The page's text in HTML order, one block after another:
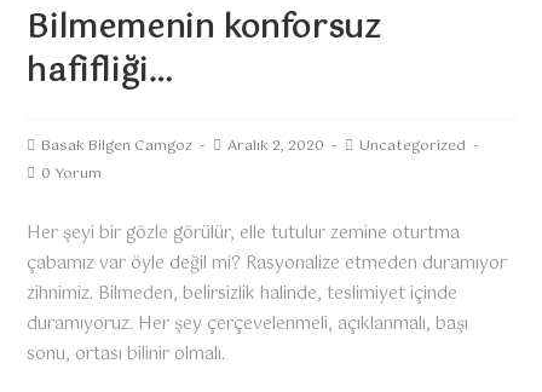
Bilmemenin konforsuz
hafifliği…
Basak Bilgen Camgoz Aralık 2, 2020
Uncategorized
0 Yorum
Her şeyi bir gözle görülür, elle tutulur zemine oturtma
çabamız var öyle değil mi? Rasyonalize etmeden duramıyor
zihnimiz. Bilmeden, belirsizlik halinde, teslimiyet içinde
duramıyoruz. Her şey çerçevelenmeli, açıklanmalı, başı
sonu, ortası bilinir olmalı.